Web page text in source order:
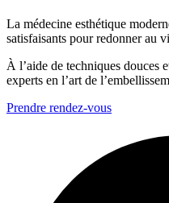
La médecine esthétique
satisfaisants pour redonner au
À l’aide de techniques douces
experts en l’art de
Prendre rendez-vous